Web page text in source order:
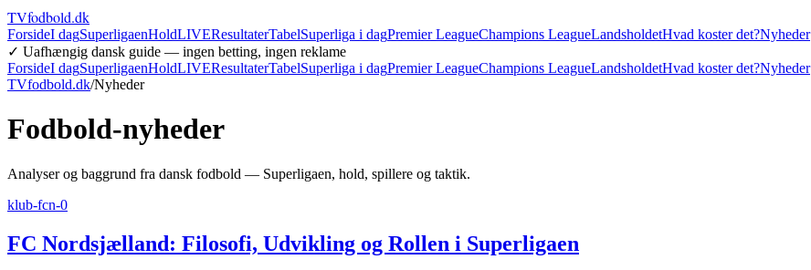
TVfodbold.dk
ForsideI dagSuperligaenHoldLIVEResultaterTabelSuperliga i dagPremier LeagueChampions LeagueLandsholdetHvad koster det?Nyheder
✓ Uafhængig dansk guide — ingen betting, ingen reklame
ForsideI dagSuperligaenHoldLIVEResultaterTabelSuperliga i dagPremier LeagueChampions LeagueLandsholdetHvad koster det?Nyheder
TVfodbold.dk/Nyheder
Fodbold-nyheder
Analyser og baggrund fra dansk fodbold — Superligaen, hold, spillere og taktik.
klub-fcn-0
FC Nordsjælland: Filosofi, Udvikling og Rollen i Superligaen